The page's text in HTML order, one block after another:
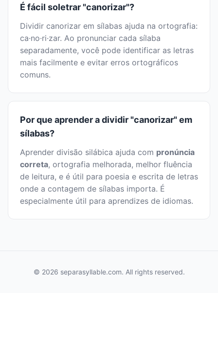
É fácil soletrar "canorizar"?
Dividir canorizar em sílabas ajuda na ortografia:
ca·no·ri·zar. Ao pronunciar cada sílaba
separadamente, você pode identificar as letras
mais facilmente e evitar erros ortográficos
comuns.
Por que aprender a dividir "canorizar" em
sílabas?
Aprender divisão silábica ajuda com pronúncia
correta, ortografia melhorada, melhor fluência
de leitura, e é útil para poesia e escrita de letras
onde a contagem de sílabas importa. É
especialmente útil para aprendizes de idiomas.
© 2026 separasyllable.com. All rights reserved.